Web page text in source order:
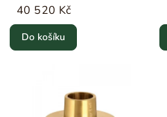
40 520 Kč
Do košíku